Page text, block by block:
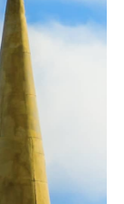
1623.47
1404.31